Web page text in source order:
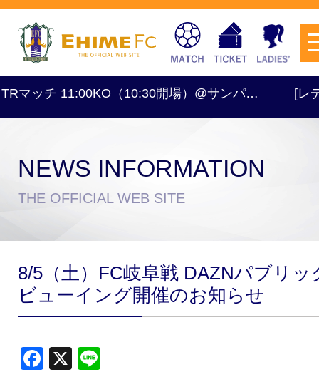
試合日程・結果 アクセス
チケットを購入
ッチ 11:00KO（10:30開場）@サンパ… [レディ
NEWS INFORMATION
THE OFFICIAL WEB SITE
8/5（土）FC岐阜戦 DAZNパブリッ
ビューイング開催のお知らせ
Facebook
X